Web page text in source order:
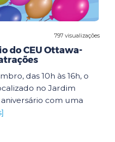
797 visualizações
do CEU Ottawa-
das 10h às 16h, o
no Jardim
com uma